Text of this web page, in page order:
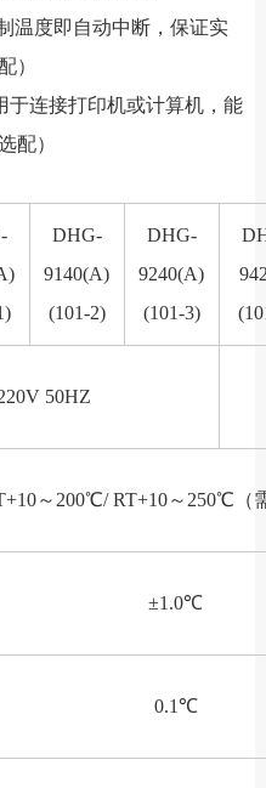
温度即自动中断，保证实
）
于连接打印机或计算机，能
配）
DHG-
9140(A)
(101-2)
DHG-
9240(A)
(101-3)
50HZ
～200℃/ RT+10～250℃（
±1.0℃
0.1℃